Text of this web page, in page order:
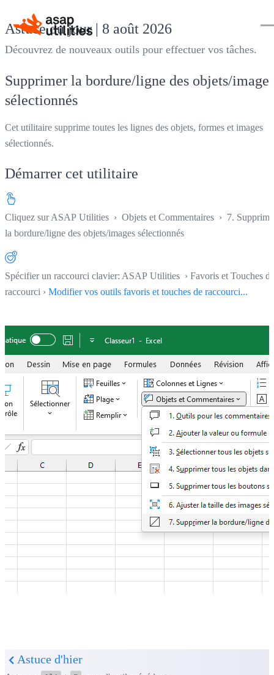
Astuce du jour | 8 août 2026
Découvrez de nouveaux outils pour effectuer vos tâches.
Supprimer la bordure/ligne des objets/images
sélectionnés
Cet utilitaire supprime toutes les lignes des objets, formes et images
sélectionnés.
Démarrer cet utilitaire
Cliquez surASAP Utilities › Objets et Commentaires › 7.
la bordure/ligne des objets/images sélectionnés
Spécifier un raccourci clavier: ASAP Utilities › Favoris et Touches de
raccourci › Modifier vos outils favoris et touches de raccourci...